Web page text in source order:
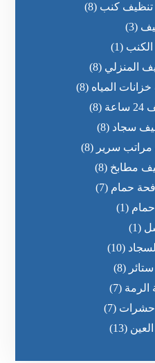
كنب (8)
(3)
(1)
المنزلي (8)
المياه (8)
(8)
سجاد (8)
سرير (8)
مطابخ (8)
حمام (7)
(1)
(1)
(10)
(8)
الرمة (7)
حشرات (7)
(13)